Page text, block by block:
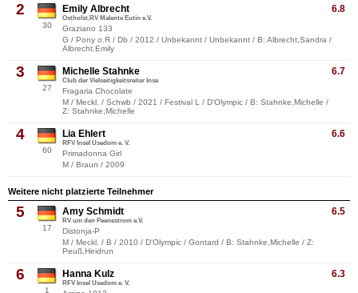
2
30
6.8
Emily Albrecht
Ostholst.RV Malente Eutin e.V.
Graziano 133
G / Pony o.R / Db / 2012 / Unbekannt / Unbekannt / B: Albrecht,Sandra /
Albrecht,Emily
3
27
6.7
Michelle Stahnke
Club der Vielseitigkeitsreiter Inse
Fragaria Chocolate
M / Meckl. / Schwb / 2021 / Festival L / D'Olympic / B: Stahnke,Michelle /
Z: Stahnke,Michelle
4
60
6.6
Lia Ehlert
RFV Insel Usedom e. V.
Primadonna Girl
M / Braun / 2009
Weitere nicht platzierte Teilnehmer
5
17
6.5
Amy Schmidt
RV um den Peenestrom e.V.
Distonja-P
M / Meckl. / B / 2010 / D'Olympic / Gontard / B: Stahnke,Michelle / Z:
Peuß,Heidrun
6
1
6.3
Hanna Kulz
RFV Insel Usedom e. V.